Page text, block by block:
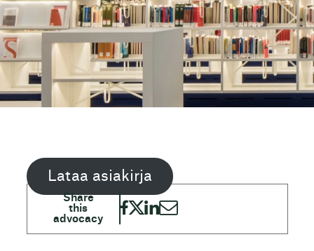
Lataa asiakirja